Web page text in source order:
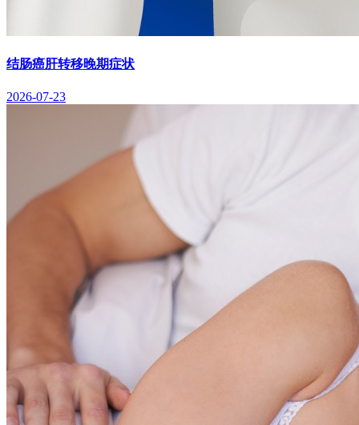
结肠癌肝转移晚期症状
2026-07-23